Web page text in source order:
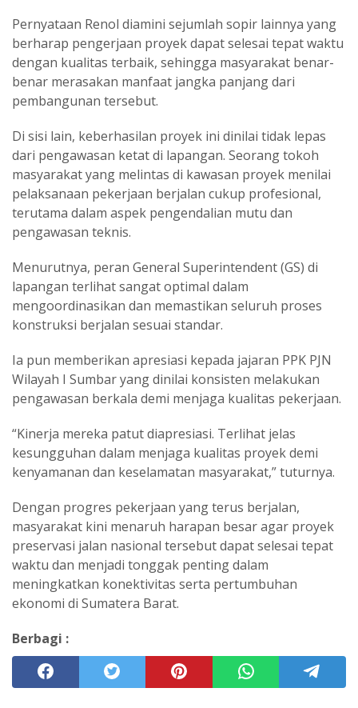
Pernyataan Renol diamini sejumlah sopir lainnya yang
berharap pengerjaan proyek dapat selesai tepat waktu
dengan kualitas terbaik, sehingga masyarakat benar-
benar merasakan manfaat jangka panjang dari
pembangunan tersebut.
Di sisi lain, keberhasilan proyek ini dinilai tidak lepas
dari pengawasan ketat di lapangan. Seorang tokoh
masyarakat yang melintas di kawasan proyek menilai
pelaksanaan pekerjaan berjalan cukup profesional,
terutama dalam aspek pengendalian mutu dan
pengawasan teknis.
Menurutnya, peran General Superintendent (GS) di
lapangan terlihat sangat optimal dalam
mengoordinasikan dan memastikan seluruh proses
konstruksi berjalan sesuai standar.
Ia pun memberikan apresiasi kepada jajaran PPK PJN
Wilayah I Sumbar yang dinilai konsisten melakukan
pengawasan berkala demi menjaga kualitas pekerjaan.
“Kinerja mereka patut diapresiasi. Terlihat jelas
kesungguhan dalam menjaga kualitas proyek demi
kenyamanan dan keselamatan masyarakat,” tuturnya.
Dengan progres pekerjaan yang terus berjalan,
masyarakat kini menaruh harapan besar agar proyek
preservasi jalan nasional tersebut dapat selesai tepat
waktu dan menjadi tonggak penting dalam
meningkatkan konektivitas serta pertumbuhan
ekonomi di Sumatera Barat.
Berbagi :